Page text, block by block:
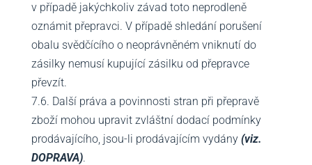
v případě jakýchkoliv závad toto neprodleně
oznámit přepravci. V případě shledání porušení
obalu svědčícího o neoprávněném vniknutí do
zásilky nemusí kupující zásilku od přepravce
převzít.
7.6. Další práva a povinnosti stran při přepravě
zboží mohou upravit zvláštní dodací podmínky
prodávajícího, jsou-li prodávajícím vydány (viz.
DOPRAVA).